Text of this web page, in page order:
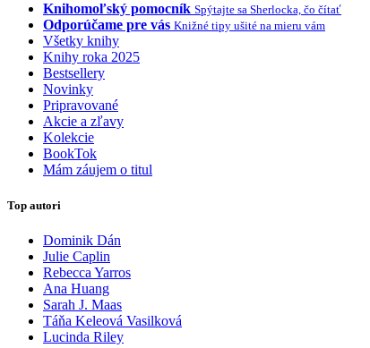
Knihomoľský pomocník Spýtajte sa Sherlocka, čo čítať
Odporúčame pre vás Knižné tipy ušité na mieru vám
Všetky knihy
Knihy roka 2025
Bestsellery
Novinky
Pripravované
Akcie a zľavy
Kolekcie
BookTok
Mám záujem o titul
Top autori
Dominik Dán
Julie Caplin
Rebecca Yarros
Ana Huang
Sarah J. Maas
Táňa Keleová Vasilková
Lucinda Riley